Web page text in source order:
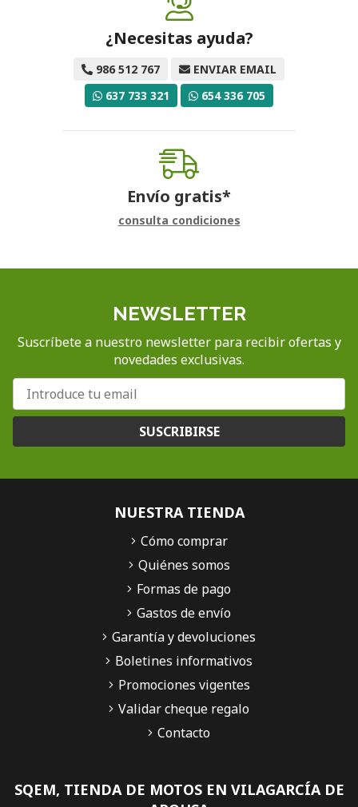
¿Necesitas ayuda?
986 512 767
ENVIAR EMAIL
637 733 321
654 336 705
Envío gratis*
consulta condiciones
NEWSLETTER
Suscríbete a nuestro newsletter para recibir ofertas y
novedades exclusivas.
SUSCRIBIRSE
SQEM, TIENDA DE MOTOS EN VILAGARCÍA DE
NUESTRA TIENDA
Cómo comprar
Quiénes somos
Formas de pago
Gastos de envío
Garantía y devoluciones
Boletines informativos
Promociones vigentes
Validar cheque regalo
Contacto